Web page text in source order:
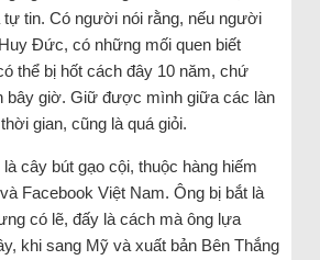
tin. Có người nói rằng, nếu người
Đức, có những mối quen biết
thể bị hốt cách đây 10 năm, chứ
bây giờ. Giữ được mình giữa các làn
gian, cũng là quá giỏi.
cây bút gạo cội, thuộc hàng hiếm
Facebook Việt Nam. Ông bị bắt là
có lẽ, đấy là cách mà ông lựa
khi sang Mỹ và xuất bản Bên Thắng